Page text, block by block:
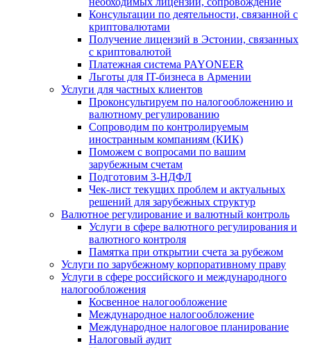
Консультации по деятельности, связанной с
криптовалютами
Получение лицензий в Эстонии, связанных
с криптовалютой
Платежная система PAYONEER
Льготы для IT-бизнеса в Армении
Услуги для частных клиентов
Проконсультируем по налогообложению и
валютному регулированию
Сопроводим по контролируемым
иностранным компаниям (КИК)
Поможем с вопросами по вашим
зарубежным счетам
Подготовим 3-НДФЛ
Чек-лист текущих проблем и актуальных
решений для зарубежных структур
Валютное регулирование и валютный контроль
Услуги в сфере валютного регулирования и
валютного контроля
Памятка при открытии счета за рубежом
Услуги по зарубежному корпоративному праву
Услуги в сфере российского и международного
налогообложения
Косвенное налогообложение
Международное налогообложение
Международное налоговое планирование
Налоговый аудит